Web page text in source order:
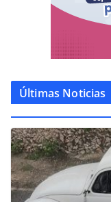
Últimas Noticias